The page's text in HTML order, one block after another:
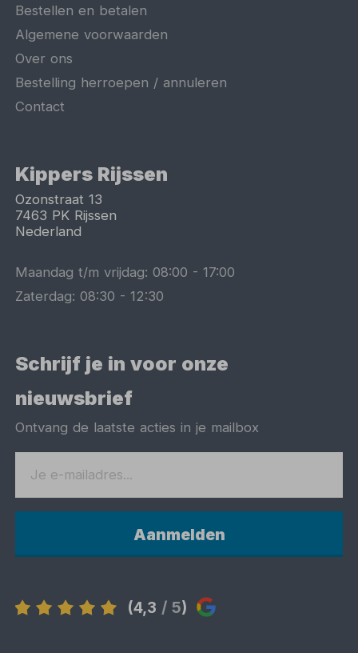
Bestellen en betalen
Algemene voorwaarden
Over ons
Bestelling herroepen / annuleren
Contact
Kippers Rijssen
Ozonstraat 13
7463 PK Rijssen
Nederland
Maandag t/m vrijdag:08:00 -17:00
Zaterdag:08:30 -12:30
Schrijf je in voor onze
nieuwsbrief
Ontvang de laatste acties in je mailbox
Aanmelden
(4,3 / 5)